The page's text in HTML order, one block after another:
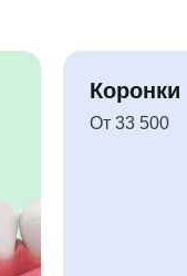
Коронки
От 33 500